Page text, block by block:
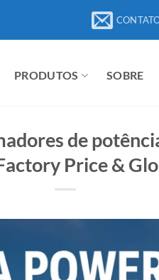
PRODUTOS SOBRE
de
Price &